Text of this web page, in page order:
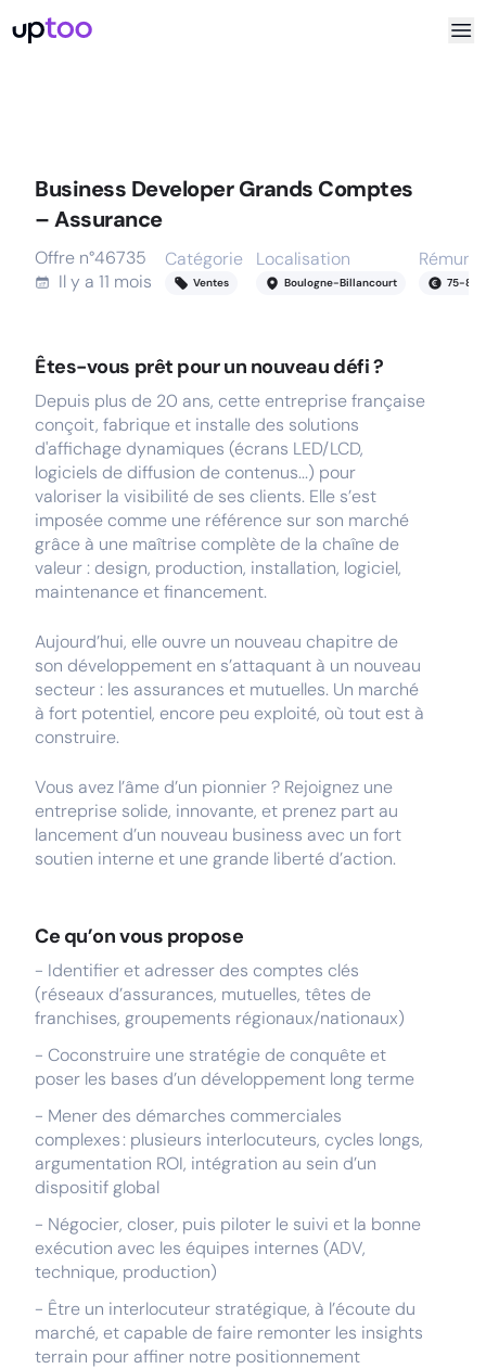
Business Developer Grands Comptes
– Assurance
Offre n°46735
Il y a 11 mois
Catégorie
Ventes
Localisation
Boulogne-Billancourt 75-80
Êtes-vous prêt pour un nouveau défi ?
Depuis plus de 20 ans, cette entreprise française
conçoit, fabrique et installe des solutions
d'affichage dynamiques (écrans LED/LCD,
logiciels de diffusion de contenus...) pour
valoriser la visibilité de ses clients. Elle s’est
imposée comme une référence sur son marché
grâce à une maîtrise complète de la chaîne de
valeur : design, production, installation, logiciel,
maintenance et financement.
Aujourd’hui, elle ouvre un nouveau chapitre de
son développement en s’attaquant à un nouveau
secteur : les assurances et mutuelles. Un marché
à fort potentiel, encore peu exploité, où tout est à
construire.
Vous avez l’âme d’un pionnier ? Rejoignez une
entreprise solide, innovante, et prenez part au
lancement d’un nouveau business avec un fort
soutien interne et une grande liberté d’action.
Ce qu’on vous propose
- Identifier et adresser des comptes clés
(réseaux d’assurances, mutuelles, têtes de
franchises, groupements régionaux/nationaux)
- Coconstruire une stratégie de conquête et
poser les bases d’un développement long terme
- Mener des démarches commerciales
complexes : plusieurs interlocuteurs, cycles longs,
argumentation ROI, intégration au sein d’un
dispositif global
- Négocier, closer, puis piloter le suivi et la bonne
exécution avec les équipes internes (ADV,
technique, production)
- Être un interlocuteur stratégique, à l’écoute du
marché, et capable de faire remonter les insights
terrain pour affiner notre positionnement